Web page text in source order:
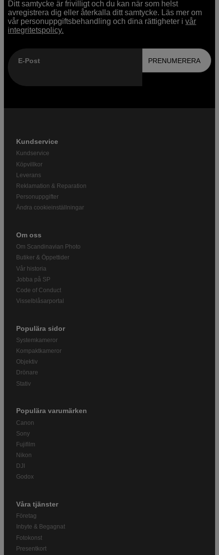
Ditt samtycke är frivilligt och du kan när som helst
avregistrera dig eller återkalla ditt samtycke. Läs mer om
vår personuppgiftsbehandling och dina rättigheter ivår
integritetspolicy.
E-Post PRENUMERERA
Kundservice
Kundservice
Köpvillkor
Leverans
Reklamation & Reparation
Personuppgifter
Ändra cookieinställningar
Om oss
Om Scandinavian Photo
Butiker & Öppettider
Vår historia
Jobba på SP
Code of Conduct
Visselblåsarportal
Populära sidor
Systemkameror
Kompaktkameror
Objektiv
Drönare
Stativ
Populära varumärken
Canon
Sony
Fujifilm
Nikon
DJI
Godox
Våra tjänster
Företag
Inbyte & Begagnat
Fotokonst
Presentkort